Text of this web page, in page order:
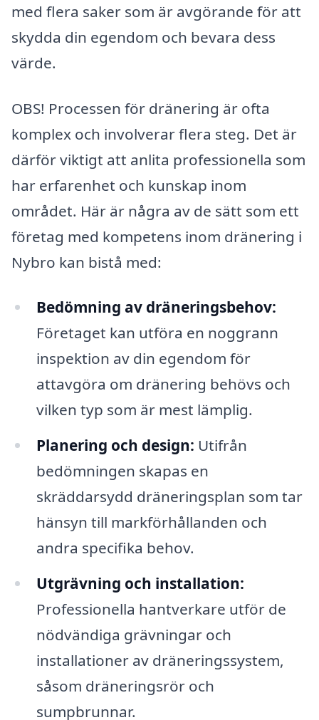
med flera saker som är avgörande för att
skydda din egendom och bevara dess
värde.
OBS! Processen för dränering är ofta
komplex och involverar flera steg. Det är
därför viktigt att anlita professionella som
har erfarenhet och kunskap inom
området. Här är några av de sätt som ett
företag med kompetens inom dränering i
Nybro kan bistå med:
Bedömning av dräneringsbehov:
Företaget kan utföra en noggrann
inspektion av din egendom för
attavgöra om dränering behövs och
vilken typ som är mest lämplig.
Planering och design: Utifrån
bedömningen skapas en
skräddarsydd dräneringsplan som tar
hänsyn till markförhållanden och
andra specifika behov.
Utgrävning och installation:
Professionella hantverkare utför de
nödvändiga grävningar och
installationer av dräneringssystem,
såsom dräneringsrör och
sumpbrunnar.